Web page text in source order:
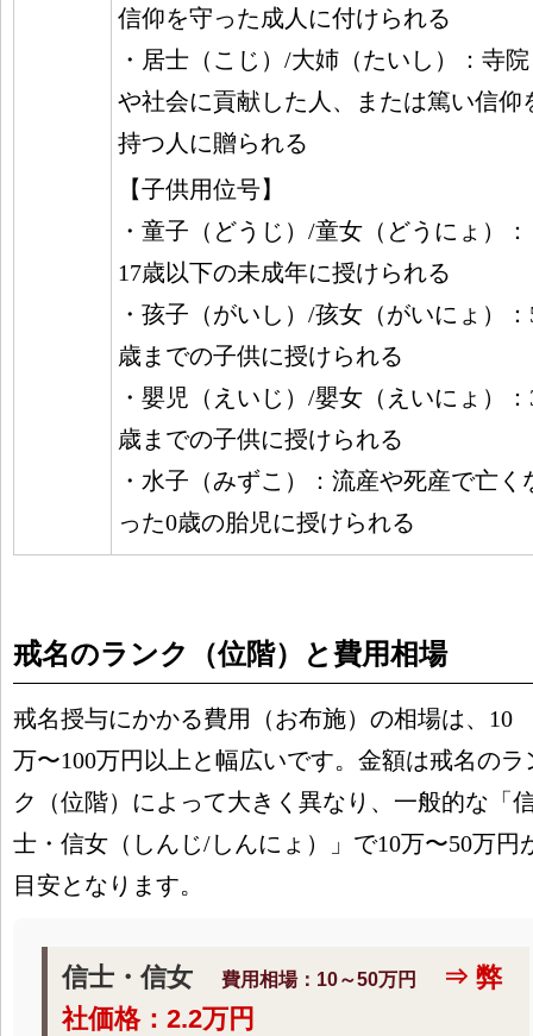
信仰を守った成人に付けられる
・居士（こじ）/大姉（たいし）：寺院
や社会に貢献した人、または篤い信仰
持つ人に贈られる
【子供用位号】
・童子（どうじ）/童女（どうにょ）：
17歳以下の未成年に授けられる
・孩子（がいし）/孩女（がいにょ）：
歳までの子供に授けられる
・嬰児（えいじ）/嬰女（えいにょ）：
歳までの子供に授けられる
・水子（みずこ）：流産や死産で亡く
った0歳の胎児に授けられる
戒名のランク（位階）と費用相場
戒名授与にかかる費用（お布施）の相場は、10
万〜100万円以上と幅広いです。金額は戒名のラ
ク（位階）によって大きく異なり、一般的な「
士・信女（しんじ/しんにょ）」で10万〜50万円
目安となります。
信士・信女 費用相場：10～50万円
⇒ 弊
社価格：2.2万円